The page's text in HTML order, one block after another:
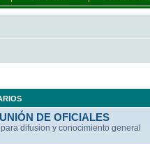
DE OFICIALES
difusion y conocimiento general